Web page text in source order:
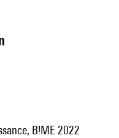
B!ME 2022